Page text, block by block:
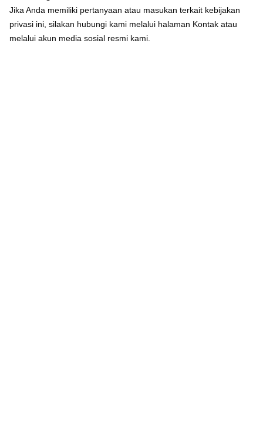
Jika Anda memiliki pertanyaan atau masukan terkait kebijakan
privasi ini, silakan hubungi kami melalui halaman Kontak atau
melalui akun media sosial resmi kami.